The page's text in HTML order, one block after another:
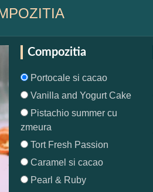
Compozitia
Portocale si cacao
Vanilla and Yogurt Cake
Pistachio summer cu
zmeura
Tort Fresh Passion
Caramel si cacao
Pearl & Ruby